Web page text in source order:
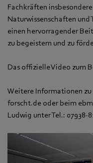
Fachkräften
Naturwissenschaften
einen hervorragender
zu begeistern und zu
Das offizielle Video zum
Weitere Informationen
forscht.de oder beim
Ludwig unter Tel.: 07938-